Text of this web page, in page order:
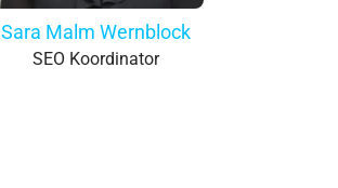
Sara Malm Wernblock
SEO Koordinator